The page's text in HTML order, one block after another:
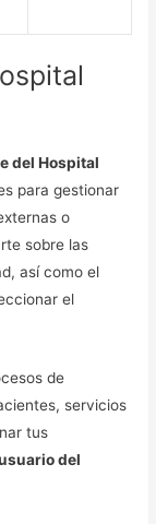
del Hospital
para gestionar
o
sobre las
así como el
el
de
servicios
tus
del